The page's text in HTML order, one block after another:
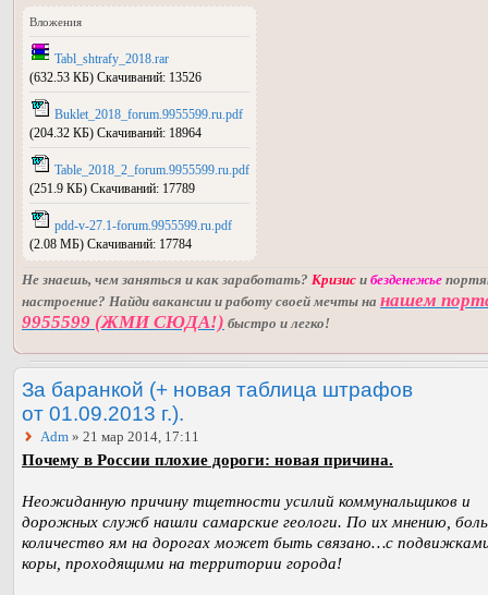
Вложения
Tabl_shtrafy_2018.rar
(632.53 КБ) Скачиваний: 13526
Buklet_2018_forum.9955599.ru.pdf
(204.32 КБ) Скачиваний: 18964
Table_2018_2_forum.9955599.ru.pdf
(251.9 КБ) Скачиваний: 17789
pdd-v-27.1-forum.9955599.ru.pdf
(2.08 МБ) Скачиваний: 17784
Не знаешь, чем заняться и как заработать? Кризис и безденежье
настроение? Найди вакансии и работу своей мечты на нашем
9955599 (ЖМИ СЮДА!) быстро и легко!
За баранкой (+ новая таблица штрафов
от 01.09.2013 г.).
Adm » 21 мар 2014, 17:11
Почему в России плохие дороги: новая причина.
Неожиданную причину тщетности усилий коммунальщиков и
дорожных служб нашли самарские геологи. По их мнению,
количество ям на дорогах может быть связано…с
коры, проходящими на территории города!